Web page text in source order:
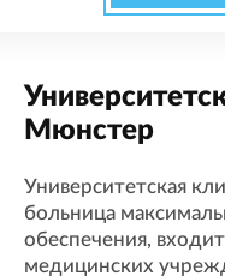
Мюнстер
Университетская
больница
обеспечения,
медицинских